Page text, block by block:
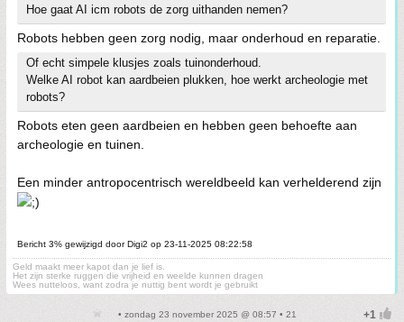
Hoe gaat AI icm robots de zorg uithanden nemen?
Robots hebben geen zorg nodig, maar onderhoud en reparatie.
Of echt simpele klusjes zoals tuinonderhoud.
Welke AI robot kan aardbeien plukken, hoe werkt archeologie met
robots?
Robots eten geen aardbeien en hebben geen behoefte aan
archeologie en tuinen.
Een minder antropocentrisch wereldbeeld kan verhelderend zijn
Bericht 3% gewijzigd door Digi2 op 23-11-2025 08:22:58
Geld maakt meer kapot dan je lief is.
Het zijn sterke ruggen die vrijheid en weelde kunnen dragen
Wees nutteloos, want zodra je nuttig bent wordt je gebruikt
• zondag 23 november 2025 @ 08:57 • 21